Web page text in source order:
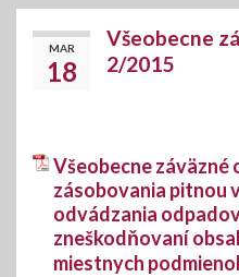
MAR
18
Všeobecne
2/2015
Všeobecne záväzné
zásobovania pitnou
odvádzania
zneškodňovaní
miestnych